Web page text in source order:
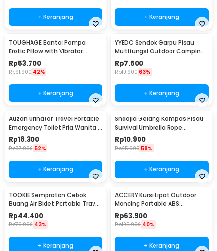
+ Keranjang + Keranjang
TOUGHAGE Bantal Pompa
Erotic Pillow with Vibrator
Holder - PF3102
Rp53.700
Rp91.900 42%
+ Keranjang
YYEDC Sendok Garpu Pisau
Multifungsi Outdoor Camping
Spork EDC Tools - LX708
Rp7.500
Rp19.900 63%
+ Keranjang
Auzan Urinator Travel Portable
Emergency Toilet Pria Wanita -
C1676
Rp18.300
Rp37.900 52%
+ Keranjang
Shaojia Gelang Kompas Pisau
Survival Umbrella Rope
Bracelet - HJT41
Rp10.900
Rp25.900 58%
+ Keranjang
TOOKIE Semprotan Cebok
Buang Air Bidet Portable Travel
Sprayer 560ml - WS500
Rp44.400
Rp76.900 43%
+ Keranjang
ACCERY Kursi Lipat Outdoor
Mancing Portable ABS
Telescopic Chair - NDS66
Rp63.900
Rp105.900 40%
+ Keranjang